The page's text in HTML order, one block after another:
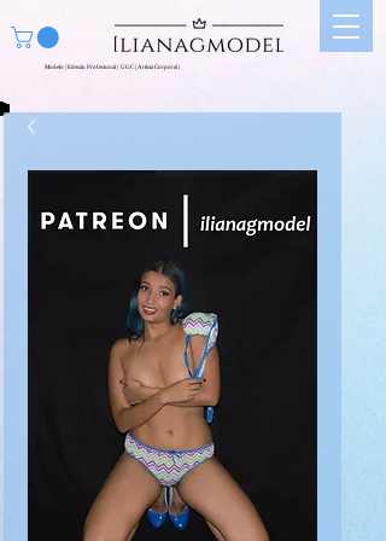
Modelo | Edecán Profesional | UGC | Artista Corporal |